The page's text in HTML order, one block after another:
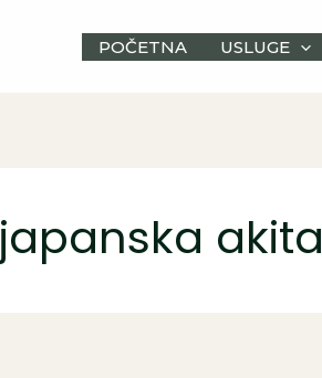
POČETNA USLUGE
japanska akita